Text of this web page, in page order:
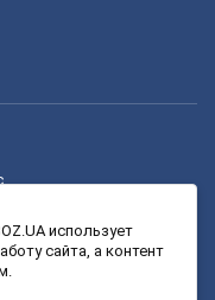
использует
сайта, а контент